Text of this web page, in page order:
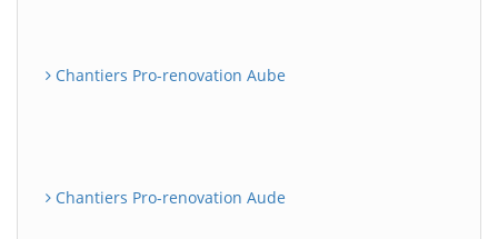
Chantiers Pro-renovation Aube
Chantiers Pro-renovation Aude